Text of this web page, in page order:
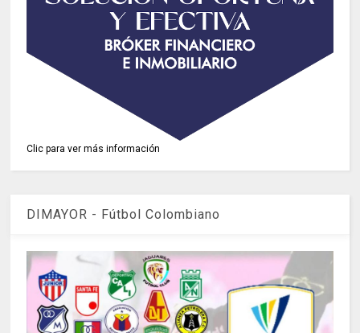
Clic para ver más información
DIMAYOR - Fútbol Colombiano